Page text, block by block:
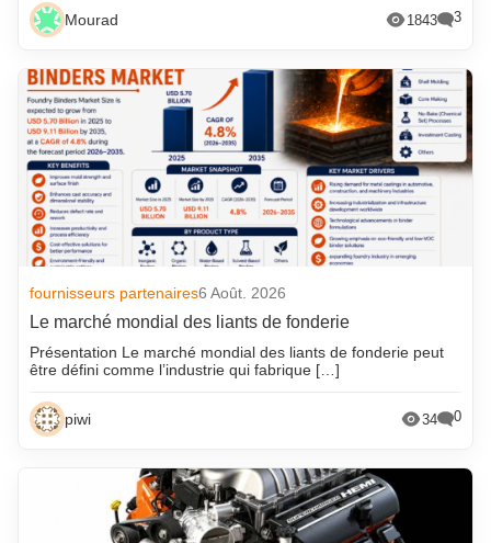
Mourad 1843 3
fournisseurs partenaires6 Août. 2026
Le marché mondial des liants de fonderie
Présentation Le marché mondial des liants de fonderie peut
être défini comme l’industrie qui fabrique […]
piwi 34 0